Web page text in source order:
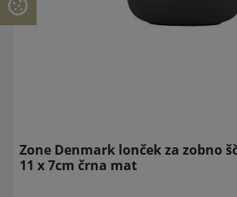
Zone Denmark lonček za zobno
11 x 7cm črna mat